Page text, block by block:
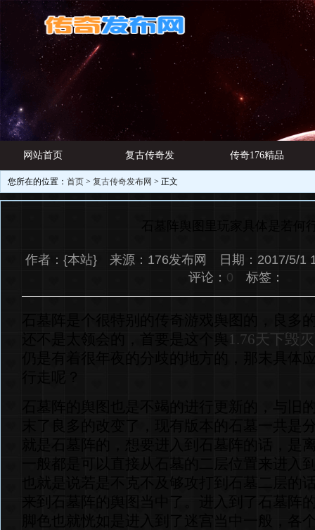
网站首页 复古传奇发
布网
传奇176精品
游戏资讯
您所在的位置： 首页 > 复古传奇发布网 > 正文
石墓阵舆图里玩家具体是若何
作者：{本站} 来源：176发布网 日期：2017/
评论： 0 标签：
石墓阵是个很特别的传奇游戏舆图的，良多
还不是太领会的，首要是这个舆
1.76天下毁灭
仍是有着很年夜的分歧的地方的，那末具体
行走呢？
石墓阵的舆图也是不竭的进行更新的，与旧
末了良多的改变了，现有版本的石墓一共是
就是石墓阵的，想要进入到石墓阵的话，是
一般都是可以直接从石墓的二层位置来进入
也就是说若是不克不及够攻打到石墓二层的
来到石墓阵的舆图当中了。进入到了石墓阵
脚色也就恍如是进入到了迷宫当中一般，各